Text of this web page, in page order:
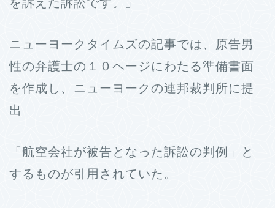
を訴えた訴訟です。」
ニューヨークタイムズの記事では、原告男
性の弁護士の１０ページにわたる準備書面
を作成し、ニューヨークの連邦裁判所に提
出
「航空会社が被告となった訴訟の判例」と
するものが引用されていた。